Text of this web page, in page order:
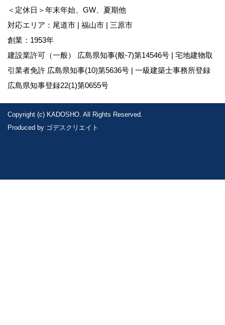
＜定休日＞年末年始、GW、夏期他
対応エリア：尾道市 | 福山市 | 三原市
創業：1953年
建設業許可（一般） 広島県知事(般-7)第14546号 | 宅地建物取
引業者免許 広島県知事(10)第5636号 | 一級建築士事務所登録
広島県知事登録22(1)第0655号
Copyright (c) KADOSHO. All Rights Reserved.
Produced by ゴデスクリエイト